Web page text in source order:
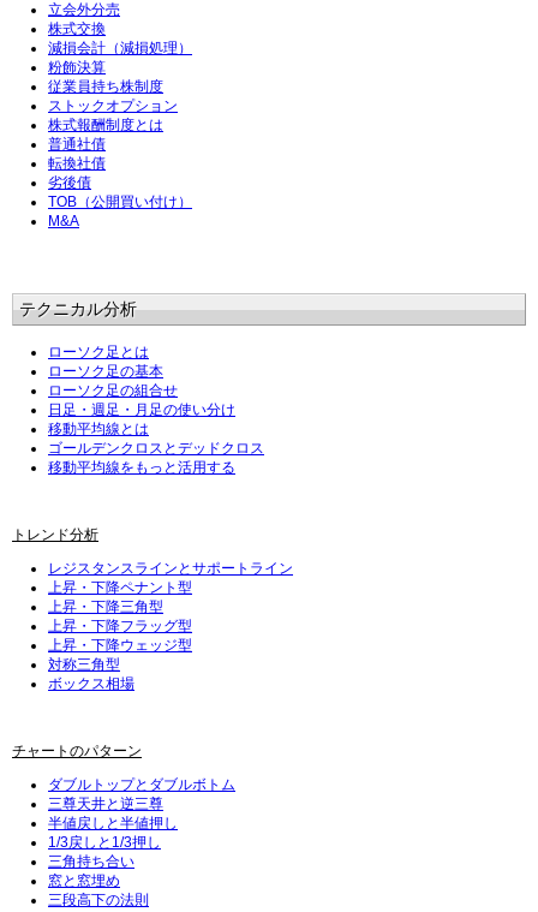
立会外分売
株式交換
減損会計（減損処理）
粉飾決算
従業員持ち株制度
ストックオプション
株式報酬制度とは
普通社債
転換社債
劣後債
TOB（公開買い付け）
M&A
テクニカル分析
ローソク足とは
ローソク足の基本
ローソク足の組合せ
日足・週足・月足の使い分け
移動平均線とは
ゴールデンクロスとデッドクロス
移動平均線をもっと活用する
トレンド分析
レジスタンスラインとサポートライン
上昇・下降ペナント型
上昇・下降三角型
上昇・下降フラッグ型
上昇・下降ウェッジ型
対称三角型
ボックス相場
チャートのパターン
ダブルトップとダブルボトム
三尊天井と逆三尊
半値戻しと半値押し
1/3戻しと1/3押し
三角持ち合い
窓と窓埋め
三段高下の法則